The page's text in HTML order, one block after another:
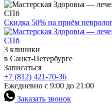
Скидка 50% на приём
3 клиники
в Санкт-Петербурге
Записаться
+7 (812) 421-70-36
Ежедневно с 9:00 до 21:00
Заказать звонок